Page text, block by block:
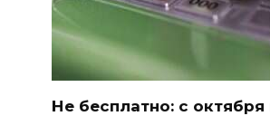
Не бесплатно: с